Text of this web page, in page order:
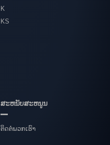
K
KS
ສະຫນັບສະຫນູນ
ຕິດ​ຕໍ່​ພວກ​ເຮົາ